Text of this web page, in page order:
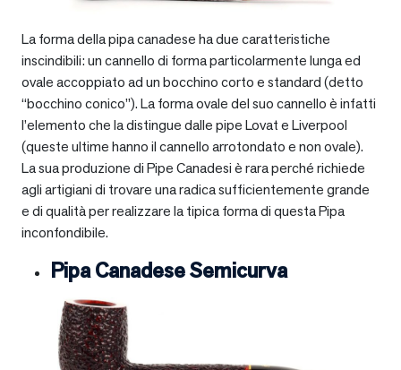
La forma della pipa canadese ha due caratteristiche
inscindibili: un cannello di forma particolarmente lunga ed
ovale accoppiato ad un bocchino corto e standard (detto
“bocchino conico”). La forma ovale del suo cannello è infatti
l’elemento che la distingue dalle pipe Lovat e Liverpool
(queste ultime hanno il cannello arrotondato e non ovale).
La sua produzione di Pipe Canadesi è rara perché richiede
agli artigiani di trovare una radica sufficientemente grande
e di qualità per realizzare la tipica forma di questa Pipa
inconfondibile.
Pipa Canadese Semicurva